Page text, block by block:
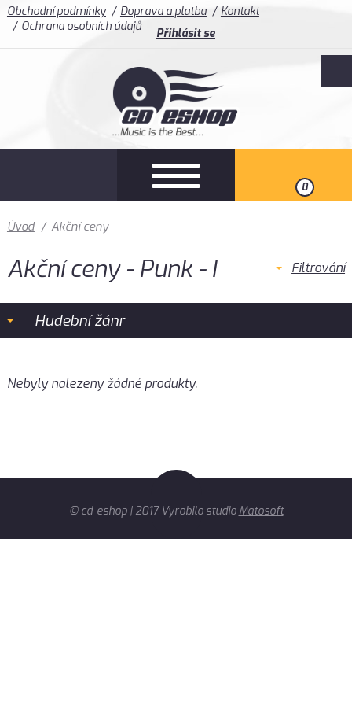
Obchodní podmínky Doprava a platba
Kontakt
Ochrana osobních údajů
Přihlásit se
0
Úvod / Akční ceny
Akční ceny - Punk - I Filtrování
Hudební žánr
Nebyly nalezeny žádné produkty.
© cd-eshop | 2017 Vyrobilo studio Matosoft